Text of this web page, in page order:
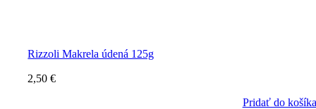
Rizzoli Makrela údená 125g
2,50€
Pridať do košíka